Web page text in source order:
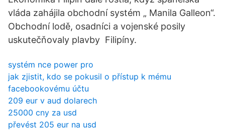
vláda zahájila obchodní systém „ Manila Galleon“.
Obchodní lodě, osadníci a vojenské posily
uskutečňovaly plavby Filipíny.
systém nce power pro
jak zjistit, kdo se pokusil o přístup k mému
facebookovému účtu
209 eur v aud dolarech
25000 cny za usd
převést 205 eur na usd